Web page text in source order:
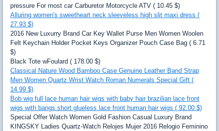
pressure For most car Carburetor Motorcycle ATV ( 10.45 $)
Alluring women's sweetheart neck sleeveless high slit maxi dress (
27.93 $)
2016 New Luxurry Brand Car Key Wallet Purse Men Women Woolen
Felt Keychain Holder Pocket Keys Organizer Pouch Case Bag ( 6.71
$)
Black Tote wFoulard ( 178.00 $)
Classical Nature Wood Bamboo Case Genuine Leather Band Strap
Men Women Quartz Wrist Watch Roman Numerals Special Gift (
14.99 $)
Bob wig full lace human hair wigs with baby hair brazilian lace front
wigs with bangs short glueless lace front human hair wigs ( 92.00 $)
Special Offer Watch Women Gold Fashion Casual Luxury Brand
KINGSKY Ladies Quartz-Watch Relojes Mujer 2016 Relogio Feminino